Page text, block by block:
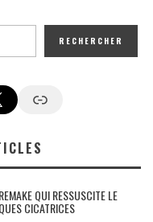
RECHERCHER
Google News
QUI RESSUSCITE LE
CICATRICES